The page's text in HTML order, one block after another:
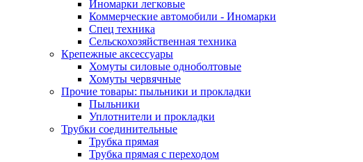
Иномарки легковые
Коммерческие автомобили - Иномарки
Спец техника
Сельскохозяйственная техника
Крепежные аксессуары
Хомуты силовые одноболтовые
Хомуты червячные
Прочие товары: пыльники и прокладки
Пыльники
Уплотнители и прокладки
Трубки соединительные
Трубка прямая
Трубка прямая с переходом